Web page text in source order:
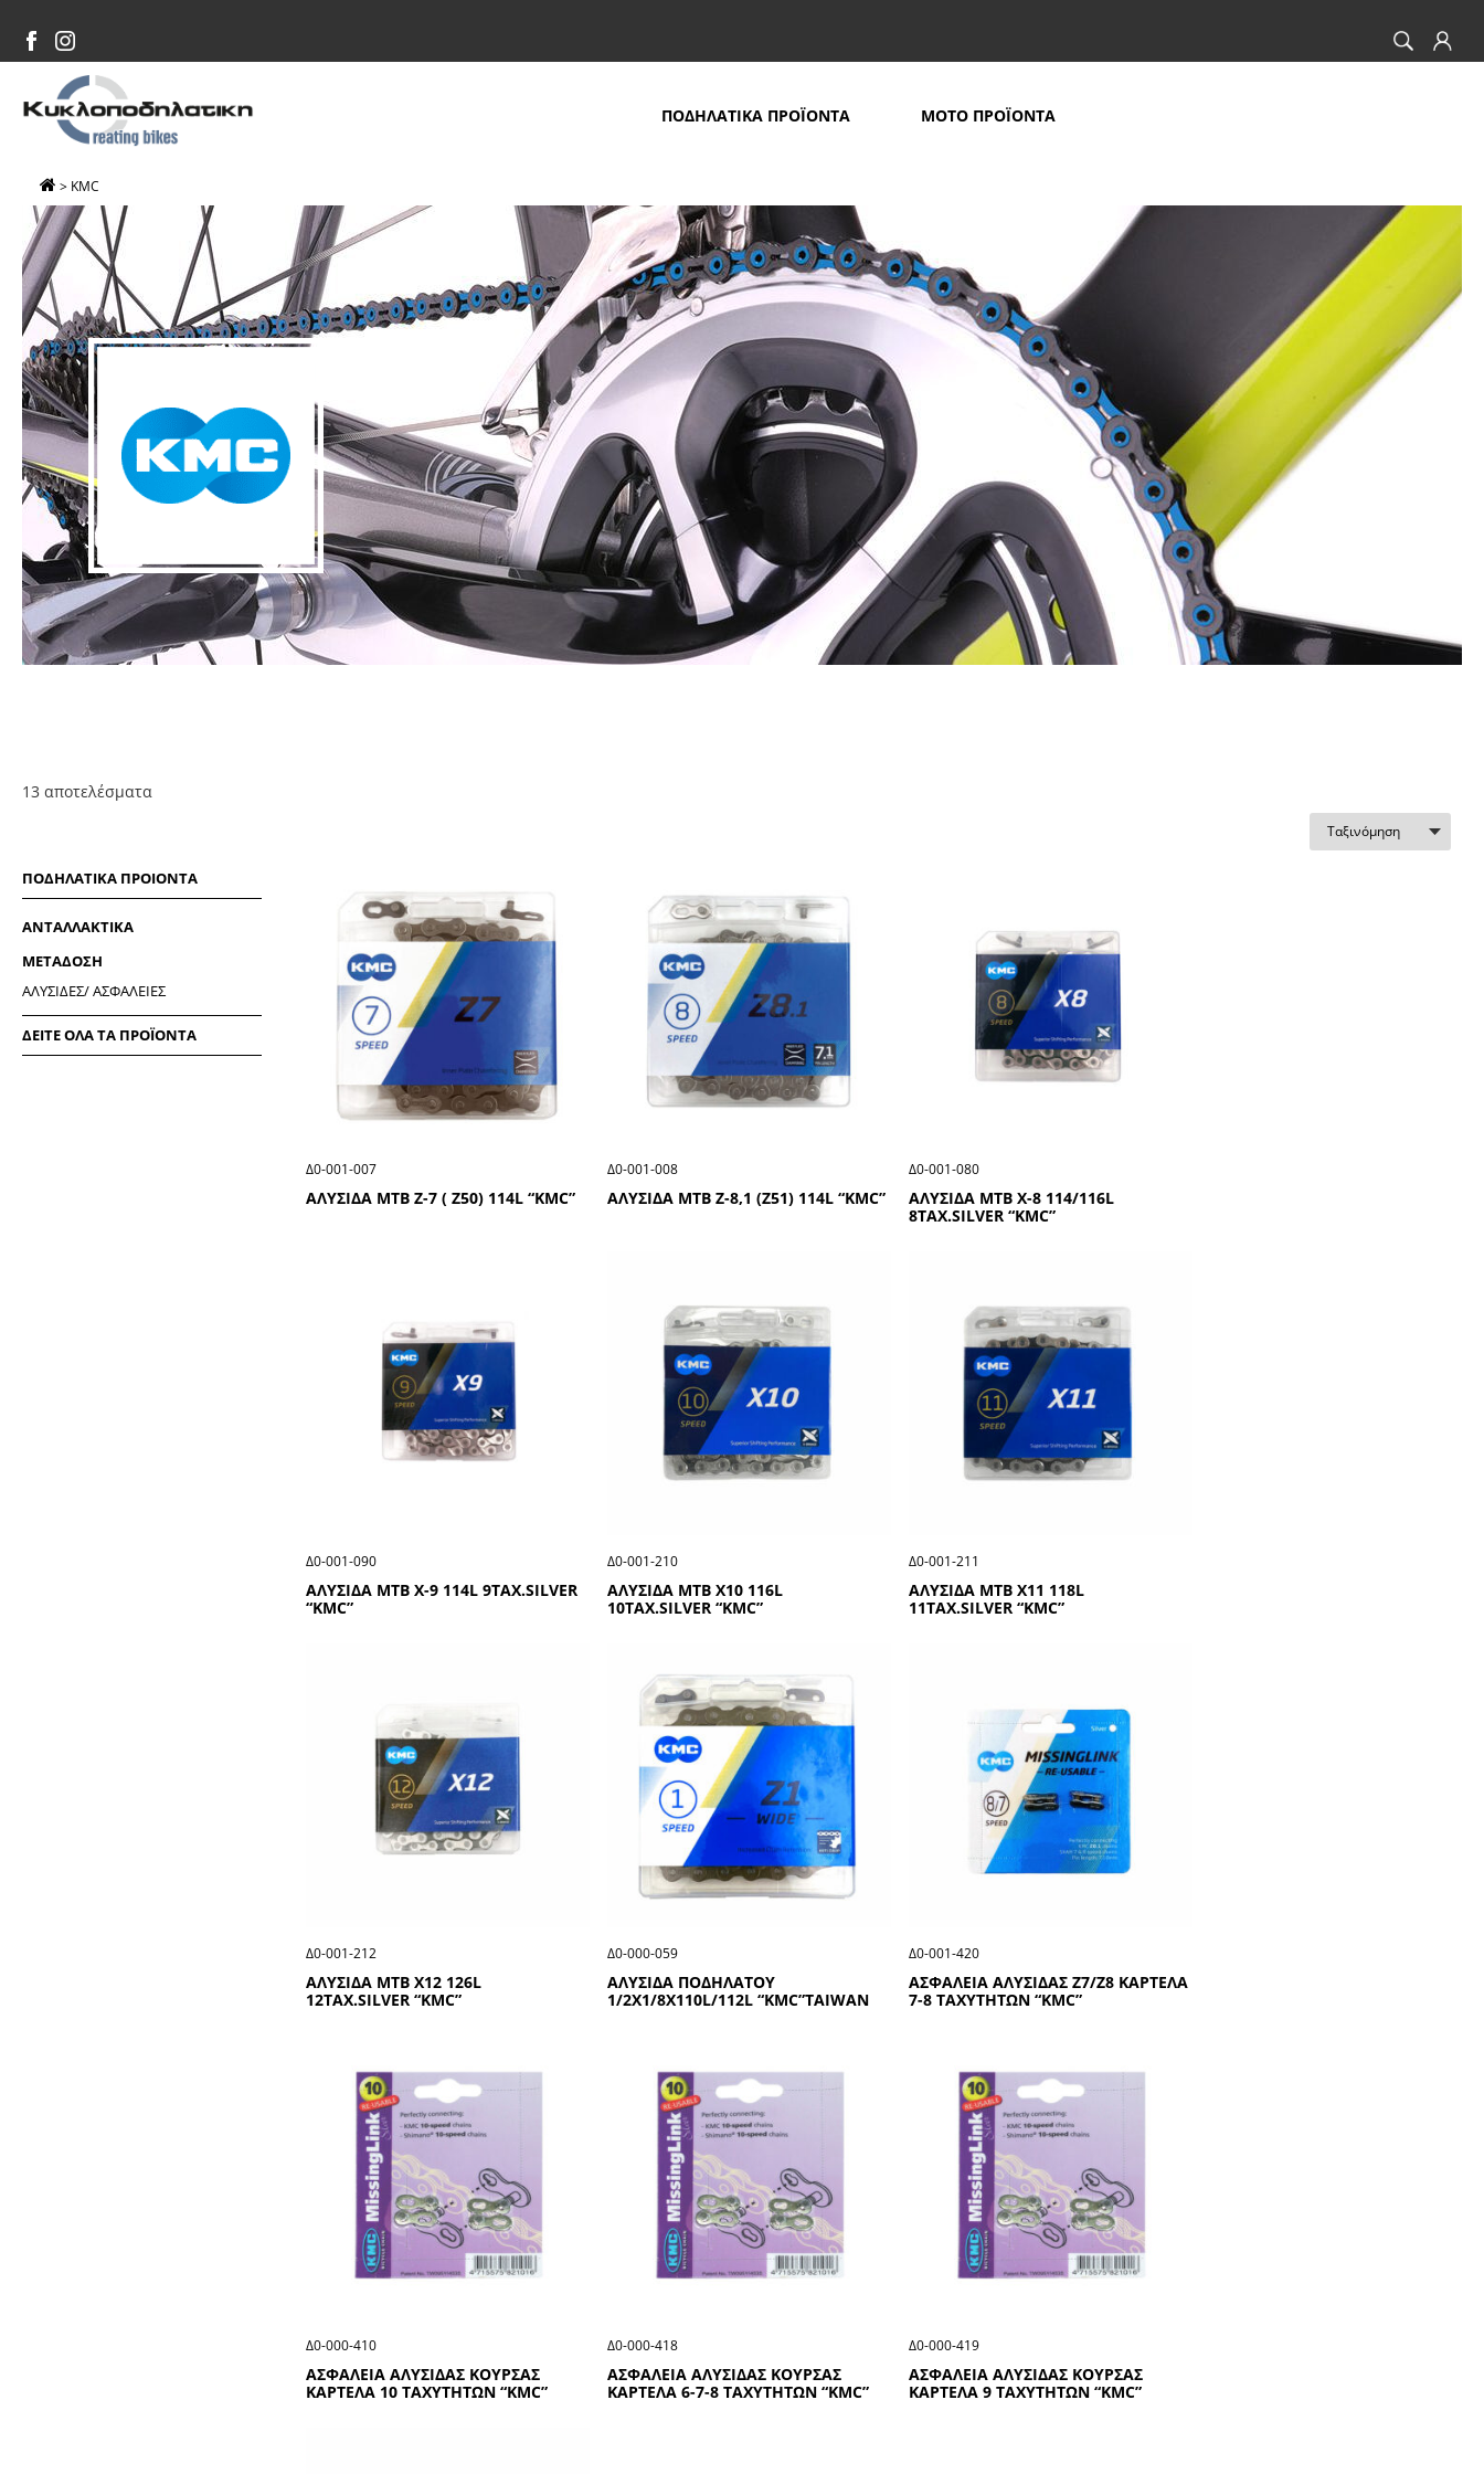
ΠΟΔΗΛΑΤΙΚΑ ΠΡΟΪΟΝΤΑ ΜΟΤΟ ΠΡΟΪΟΝΤΑ
> KMC
13 απoτελέσματα
ΠΟΔΗΛΑΤΙΚΑ ΠΡΟΙΟΝΤΑ
ΑΝΤΑΛΛΑΚΤΙΚΑ
ΜΕΤΑΔΟΣΗ
ΑΛΥΣΙΔΕΣ/ ΑΣΦΑΛΕΙΕΣ
ΔΕΙΤΕ ΟΛΑ ΤΑ ΠΡΟΪΟΝΤΑ
ΑΛΥΣΙΔΑ ΜΤΒ Ζ-7 ( Ζ50) 114L “ΚΜC”
Δ0-001-007
ΑΛΥΣΙΔΑ ΜΤΒ Ζ-8,1 (Ζ51) 114L “ΚΜC”
Δ0-001-008
ΑΛΥΣΙΔΑ ΜΤΒ Χ-8 114/116L
8ΤΑΧ.SΙLVΕR “ΚΜC”
Δ0-001-080
ΑΛΥΣΙΔΑ ΜΤΒ Χ-9 114L 9ΤΑΧ.SΙLVΕR
“ΚΜC”
Δ0-001-090
ΑΛΥΣΙΔΑ ΜΤΒ Χ10 116L
10ΤΑΧ.SΙLVΕR “ΚΜC”
Δ0-001-210
ΑΛΥΣΙΔΑ ΜΤΒ Χ11 118L
11ΤΑΧ.SΙLVΕR “ΚΜC”
Δ0-001-211
ΑΛΥΣΙΔΑ ΜΤΒ Χ12 126L
12ΤΑΧ.SΙLVΕR “ΚΜC”
Δ0-001-212
ΑΛΥΣΙΔΑ ΠΟΔΗΛΑΤΟΥ
1/2Χ1/8Χ110L/112L “ΚΜC”ΤΑΙWΑΝ
Δ0-000-059
ΑΣΦΑΛΕΙΑ ΑΛΥΣΙΔΑΣ Ζ7/Ζ8 ΚΑΡΤΕΛΑ
7-8 ΤΑΧΥΤΗΤΩΝ “ΚΜC”
Δ0-001-420
ΑΣΦΑΛΕΙΑ ΑΛΥΣΙΔΑΣ ΚΟΥΡΣΑΣ
ΚΑΡΤΕΛΑ 10 ΤΑΧΥΤΗΤΩΝ “ΚΜC”
Δ0-000-410
ΑΣΦΑΛΕΙΑ ΑΛΥΣΙΔΑΣ ΚΟΥΡΣΑΣ
ΚΑΡΤΕΛΑ 6-7-8 ΤΑΧΥΤΗΤΩΝ “ΚΜC”
Δ0-000-418
ΑΣΦΑΛΕΙΑ ΑΛΥΣΙΔΑΣ ΚΟΥΡΣΑΣ
ΚΑΡΤΕΛΑ 9 ΤΑΧΥΤΗΤΩΝ “ΚΜC”
Δ0-000-419